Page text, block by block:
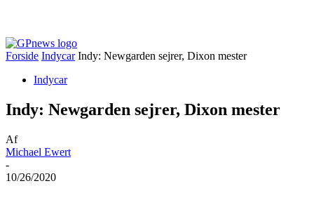
Forside Indycar Indy: Newgarden sejrer, Dixon mester
Indycar
Indy: Newgarden sejrer, Dixon mester
Af
Michael Ewert
-
10/26/2020